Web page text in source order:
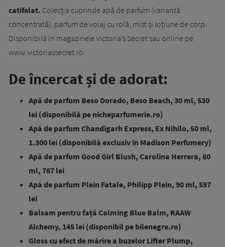
catifelat. Colecția cuprinde apă de parfum (variantă
concentrată), parfum de voiaj cu rolă, mist și loțiune de corp.
Disponibilă în magazinele Victoria’s Secret sau online pe
www.victoriassecret.ro.
De încercat și de adorat:
Apă de parfum Beso Dorado, Beso Beach, 30 ml, 530
lei (disponibilă pe nicheparfumerie.ro)
Apă de parfum Chandigarh Express, Ex Nihilo, 50 ml,
1.300 lei (disponibilă exclusiv în Madison Perfumery)
Apă de parfum Good Girl Blush, Carolina Herrera, 80
ml, 767 lei
Apă de parfum Plein Fatale, Philipp Plein, 90 ml, 597
lei
Balsam pentru față Calming Blue Balm, RAAW
Alchemy, 145 lei (disponibil pe bilenegre.ro)
Gloss cu efect de mărire a buzelor Lifter Plump,